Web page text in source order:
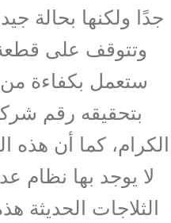
جدًا ولكنها بحالة
وتتوقف على قطعة
ستعمل بكفاءة من
بتحقيقه رقم
الكرام، كما أن هذه
لا يوجد بها نظام
الثلاجات الحديثة